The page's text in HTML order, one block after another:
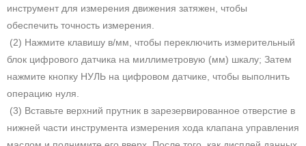
инструмент для измерения движения затяжен, чтобы
обеспечить точность измерения.
(2) Нажмите клавишу в/мм, чтобы переключить измерительный
блок цифрового датчика на миллиметровую (мм) шкалу; Затем
нажмите кнопку НУЛЬ на цифровом датчике, чтобы выполнить
операцию нуля.
(3) Вставьте верхний прутник в зарезервированное отверстие в
нижней части инструмента измерения хода клапана управления